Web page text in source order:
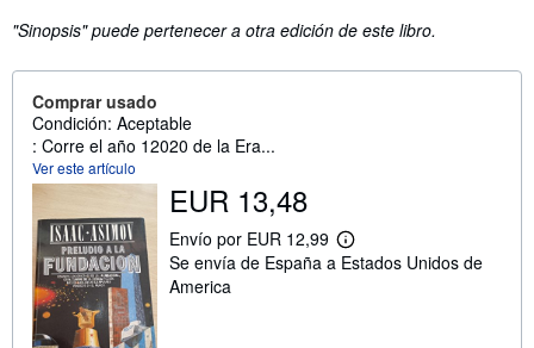
"Sinopsis" puede pertenecer a otra edición de este libro.
Comprar usado
Condición: Aceptable
: Corre el año 12020 de la Era...
Ver este artículo
EUR 13,48
Envío por EUR 12,99
M
á
Se envía de España a Estados Unidos de
America